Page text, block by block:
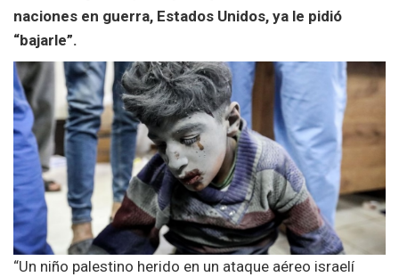
naciones en guerra, Estados Unidos, ya le pidió
“bajarle”.
“Un niño palestino herido en un ataque aéreo israelí